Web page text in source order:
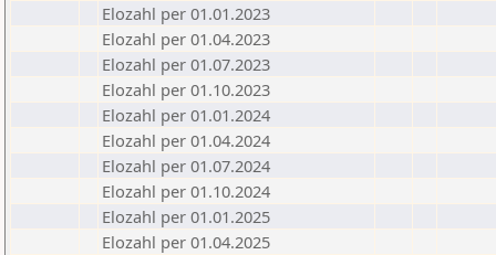
Elozahl per 01.01.2023
Elozahl per 01.04.2023
Elozahl per 01.07.2023
Elozahl per 01.10.2023
Elozahl per 01.01.2024
Elozahl per 01.04.2024
Elozahl per 01.07.2024
Elozahl per 01.10.2024
Elozahl per 01.01.2025
Elozahl per 01.04.2025